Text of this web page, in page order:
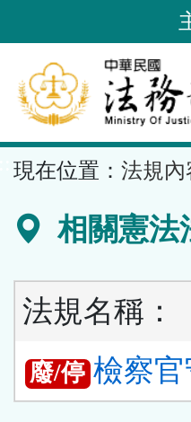
到
要
內
容
區
現在位置： 法規內
相關憲法
法規名稱：
廢/停 檢察官